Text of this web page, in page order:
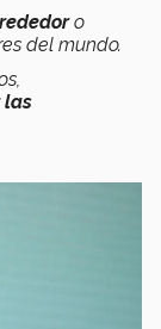
o
del mundo.
las